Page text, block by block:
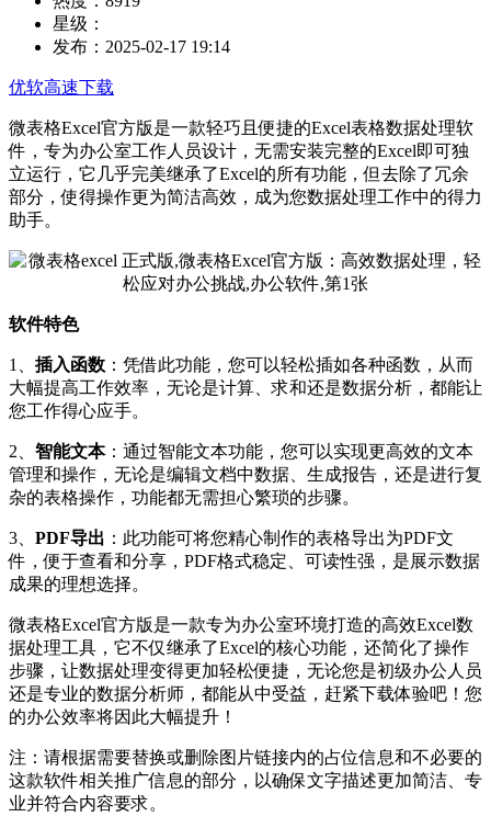
星级：
发布： 2025-02-17 19:14
优软高速下载
微表格Excel官方版是一款轻巧且便捷的Excel表格数据处理软
件，专为办公室工作人员设计，无需安装完整的Excel即可独
立运行，它几乎完美继承了Excel的所有功能，但去除了冗余
部分，使得操作更为简洁高效，成为您数据处理工作中的得力
助手。
软件特色
1、 插入函数 ：凭借此功能，您可以轻松插如各种函数，从而
大幅提高工作效率，无论是计算、求和还是数据分析，都能让
您工作得心应手。
2、 智能文本：通过智能文本功能，您可以实现更高效的文本
管理和操作，无论是编辑文档中数据、生成报告，还是进行复
杂的表格操作，功能都无需担心繁琐的步骤。
3、 PDF导出 ：此功能可将您精心制作的表格导出为PDF文
件，便于查看和分享，PDF格式稳定、可读性强，是展示数据
成果的理想选择。
微表格Excel官方版是一款专为办公室环境打造的高效Excel数
据处理工具，它不仅继承了Excel的核心功能，还简化了操作
步骤，让数据处理变得更加轻松便捷，无论您是初级办公人员
还是专业的数据分析师，都能从中受益，赶紧下载体验吧！您
的办公效率将因此大幅提升！
注：请根据需要替换或删除图片链接内的占位信息和不必要的
这款软件相关推广信息的部分，以确保文字描述更加简洁、专
业并符合内容要求。